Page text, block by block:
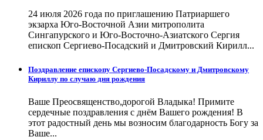
24 июля 2026 года по приглашению Патриаршего
экзарха Юго-Восточной Азии митрополита
Сингапурского и Юго-Восточно-Азиатского Сергия
епископ Сергиево-Посадский и Дмитровский Кирилл...
Поздравление епископу Сергиево-Посадскому и Дмитровскому
Кириллу по случаю дня рождения
Ваше Преосвященство,дорогой Владыка! Примите
сердечные поздравления с днём Вашего рождения! В
этот радостный день мы возносим благодарность Богу за
Ваше...